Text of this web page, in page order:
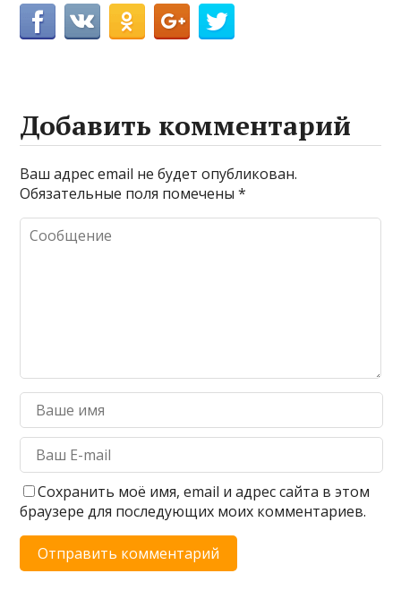
Добавить комментарий
Ваш адрес email не будет опубликован.
Обязательные поля помечены*
Сохранить моё имя, email и адрес сайта в этом
браузере для последующих моих комментариев.